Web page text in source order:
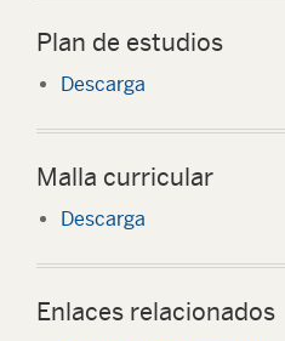
Plan de estudios
Descarga
Malla curricular
Descarga
Enlaces relacionados